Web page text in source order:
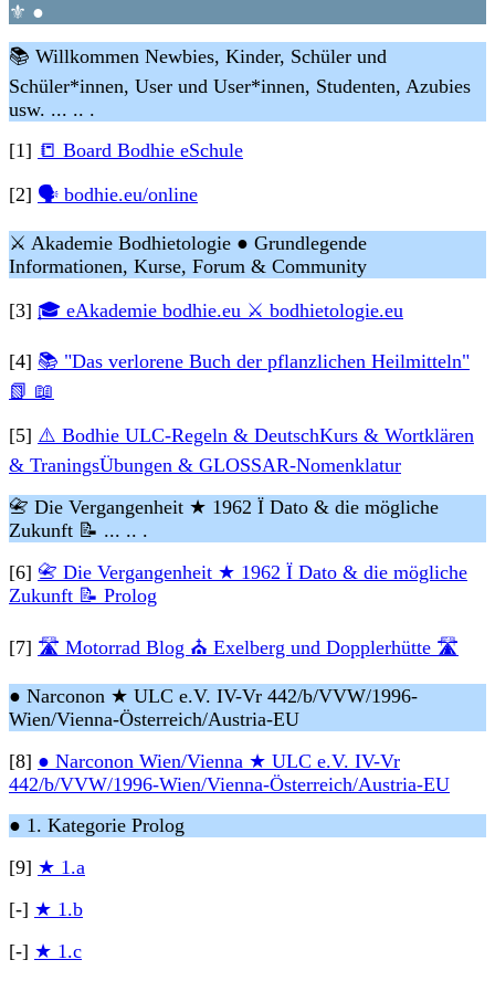
⚜ ●
📚 Willkommen Newbies, Kinder, Schüler und
Schüler*innen, User und User*innen, Studenten, Azubies
usw. ... .. .
[1] 📒 Board Bodhie eSchule
[2] 🗣 bodhie.eu/online
⚔ Akademie Bodhietologie ● Grundlegende
Informationen, Kurse, Forum & Community
[3] 🎓 eAkademie bodhie.eu ⚔ bodhietologie.eu
[4] 📚 "Das verlorene Buch der pflanzlichen Heilmitteln"
📗 📖
[5] ⚠️ Bodhie ULC-Regeln & DeutschKurs & Wortklären
& TraningsÜbungen & GLOSSAR-Nomenklatur
📇 Die Vergangenheit ★ 1962 Ï Dato & die mögliche
Zukunft 📝 ... .. .
[6] 📇 Die Vergangenheit ★ 1962 Ï Dato & die mögliche
Zukunft 📝 Prolog
[7] 🛣 Motorrad Blog ⛪ Exelberg und Dopplerhütte 🛣
● Narconon ★ ULC e.V. IV-Vr 442/b/VVW/1996-
Wien/Vienna-Österreich/Austria-EU
[8] ● Narconon Wien/Vienna ★ ULC e.V. IV-Vr
442/b/VVW/1996-Wien/Vienna-Österreich/Austria-EU
● 1. Kategorie Prolog
[9] ★ 1.a
[-] ★ 1.b
[-] ★ 1.c